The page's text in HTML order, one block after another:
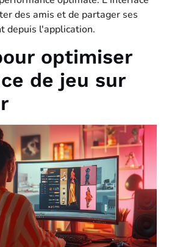
des amis et de partager ses
depuis l'application.
optimiser
de jeu sur